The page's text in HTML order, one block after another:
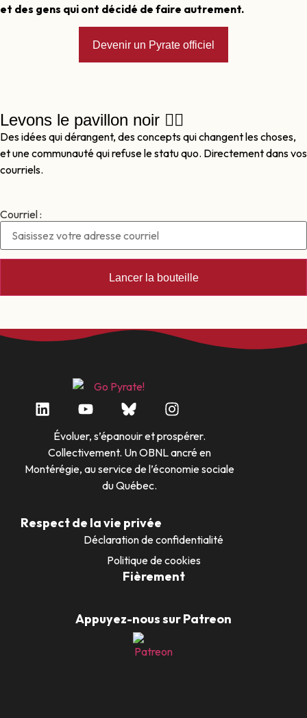
et des gens qui ont décidé de faire autrement.
Devenir un Pyrate officiel
Levons le pavillon noir 🏴‍☠️
Des idées qui dérangent, des concepts qui changent les choses,
et une communauté qui refuse le statu quo. Directement dans vos
courriels.
Courriel :
Évoluer, s’épanouir et prospérer.
Collectivement. Un OBNL ancré en
Montérégie, au service de l’économie sociale
du Québec.
Respect de la vie privée
Déclaration de confidentialité
Politique de cookies
Fièrement
Appuyez-nous sur Patreon